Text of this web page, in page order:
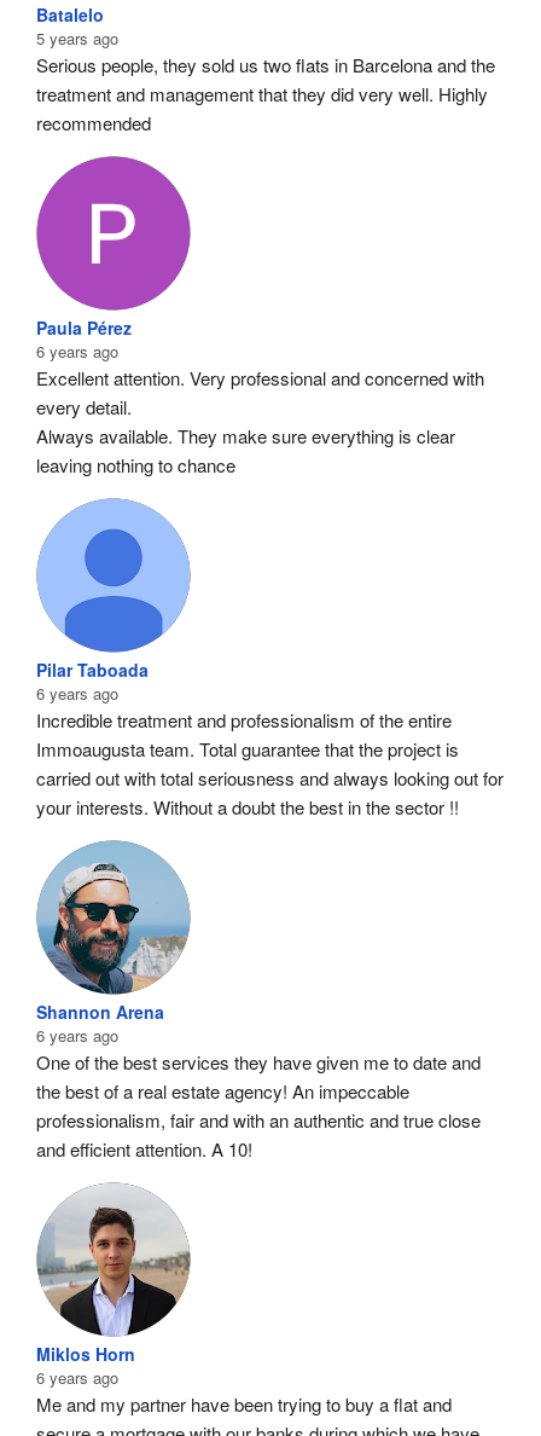
Batalelo
5 years ago
Serious people, they sold us two flats in Barcelona and the
treatment and management that they did very well. Highly
recommended
Paula Pérez
6 years ago
Excellent attention. Very professional and concerned with
every detail.
Always available. They make sure everything is clear
leaving nothing to chance
Pilar Taboada
6 years ago
Incredible treatment and professionalism of the entire
Immoaugusta team. Total guarantee that the project is
carried out with total seriousness and always looking out for
your interests. Without a doubt the best in the sector !!
Shannon Arena
6 years ago
One of the best services they have given me to date and
the best of a real estate agency! An impeccable
professionalism, fair and with an authentic and true close
and efficient attention. A 10!
Miklos Horn
6 years ago
Me and my partner have been trying to buy a flat and